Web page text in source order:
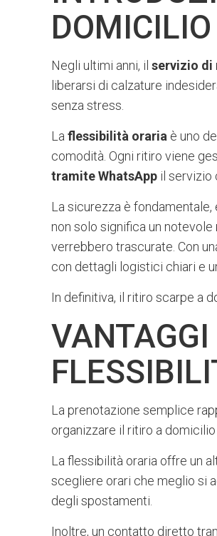
DOMICILIO
Negli ultimi anni, il servizio di
liberarsi di calzature
senza stress.
La flessibilità oraria è uno
comodità. Ogni ritiro viene
tramite WhatsApp il servizio
La sicurezza è
non solo significa un notevole
verrebbero trascurate. Con
con dettagli logistici chiari e
In definitiva, il ritiro scarpe a
La prenotazione semplice
organizzare il ritiro a
La flessibilità oraria offre un
scegliere orari che meglio si
degli spostamenti.
Inoltre, un contatto diretto